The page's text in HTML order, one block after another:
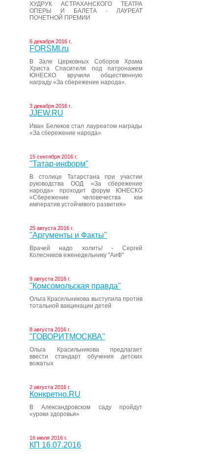
ХУДРУК АСТРАХАНСКОГО ТЕАТРА
ОПЕРЫ И БАЛЕТА - ЛАУРЕАТ
ПОЧЕТНОЙ ПРЕМИИ
6 декабря 2016 г.
FORSMI.ru
В Зале Церковных Соборов Храма
Христа Спасителя под патронажем
ЮНЕСКО вручили общественную
награду «За сбережение народа».
3 декабря 2016 г.
JJEW.RU
Иван Белеков стал лауреатом награды
«За сбережение народа»
15 сентября 2016 г.
"Татар-информ"
В столице Татарстана при участии
руководства ООД «За сбережение
народа» проходит форум ЮНЕСКО
«Сбережение человечества как
императив устойчивого развития»
25 августа 2016 г.
"Аргументы и Факты"
Врачей надо холить! - Сергей
Колесников еженедельнику "АиФ"
9 августа 2016 г.
"Комсомольская правда"
Ольга Красильникова выступила против
тотальной вакцинации детей
8 августа 2016 г.
"ГОВОРИТМОСКВА"
Ольга Красильникова предлагает
ввести стандарт обучения детских
вожатых
2 августа 2016 г.
Конкретно.RU
В Александровском саду пройдут
«уроки здоровья»
16 июля 2016 г.
КП 16.07.2016